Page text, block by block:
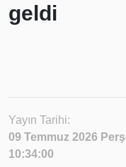
geldi
Yayın Tarihi:
09 Temmuz 2026
10:34:00